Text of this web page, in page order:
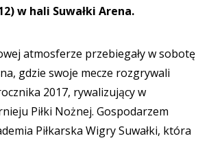
w hali Suwałki Arena.
atmosferze przebiegały w sobotę
gdzie swoje mecze rozgrywali
2017, rywalizujący w
Piłki Nożnej. Gospodarzem
Piłkarska Wigry Suwałki, która